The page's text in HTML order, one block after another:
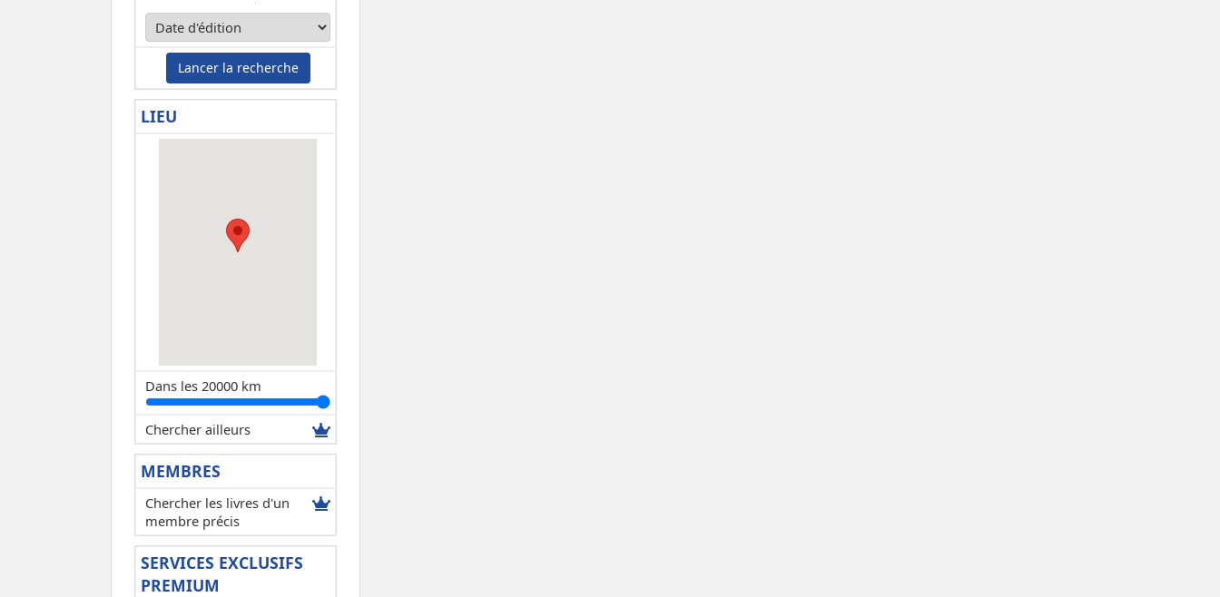
Lancer la recherche
LIEU
Dans les 20000 km
Chercher ailleurs
MEMBRES
Chercher les livres d'un
membre précis
SERVICES EXCLUSIFS
PREMIUM